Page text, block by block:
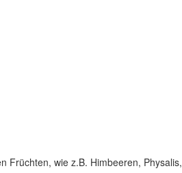
Früchten, wie z.B. Himbeeren, Physalis,